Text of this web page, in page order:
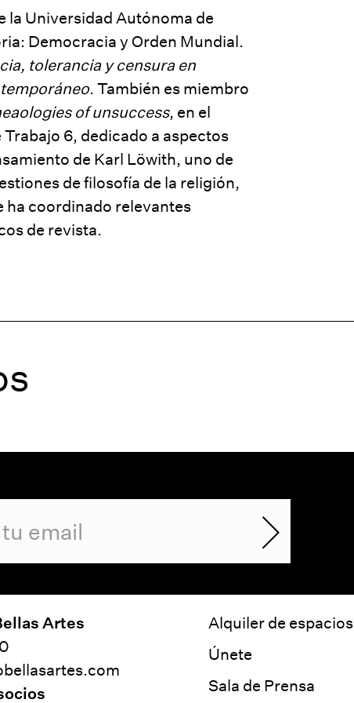
la Universidad Autónoma de
Democracia y Orden Mundial.
tolerancia y censura en
. También es miembro
of unsuccess, en el
6, dedicado a aspectos
de Karl Löwith, uno de
de filosofía de la religión,
ha coordinado relevantes
de revista.
Artes
Alquiler de espacios
Únete
Sala de Prensa